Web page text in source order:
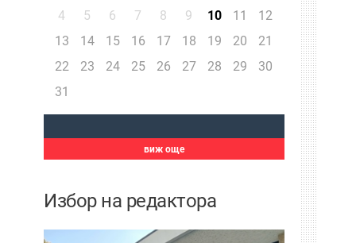
4 5 6 7 8 9 10 11
12
13
14 15 16 17 18 19 20
21
22
23 24 25 26 27 28 29
30
31
виж още
Избор на редактора